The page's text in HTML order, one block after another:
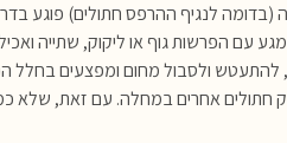
(בדומה לנגיף ההרפס חתולים) פוגע
עם הפרשות גוף או ליקוק, שתייה
ולסבול מחום ומפצעים בחלל
אחרים במחלה. עם זאת, שלא